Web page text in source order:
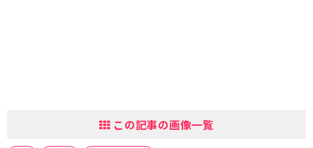
この記事の画像一覧